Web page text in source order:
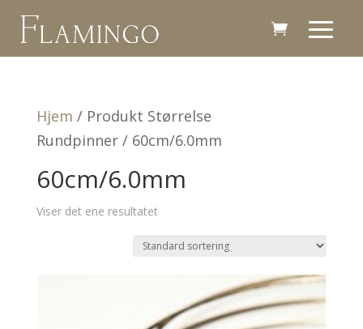
Hjem / Produkt Størrelse
Rundpinner / 60cm/6.0mm
60cm/6.0mm
Viser det ene resultatet